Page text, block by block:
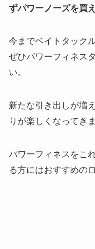
ずパワーノーズを買
今までベイトタック
ぜひパワーフィネス
い。
新たな引き出しが増
りが楽しくなってき
パワーフィネスをこ
る方にはおすすめの